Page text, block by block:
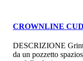
CROWNLINE
DESCRIZIONE
da un pozzetto